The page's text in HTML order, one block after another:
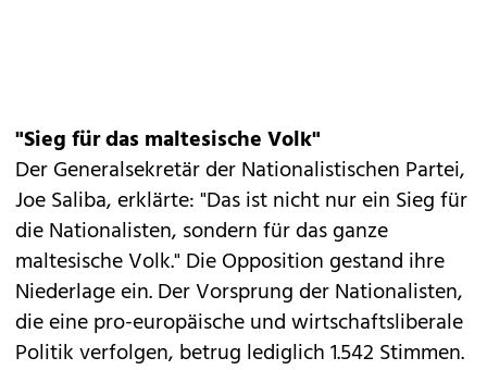
"Sieg für das maltesische Volk"
Der Generalsekretär der Nationalistischen Partei,
Joe Saliba, erklärte: "Das ist nicht nur ein Sieg für
die Nationalisten, sondern für das ganze
maltesische Volk." Die Opposition gestand ihre
Niederlage ein. Der Vorsprung der Nationalisten,
die eine pro-europäische und wirtschaftsliberale
Politik verfolgen, betrug lediglich 1.542 Stimmen.